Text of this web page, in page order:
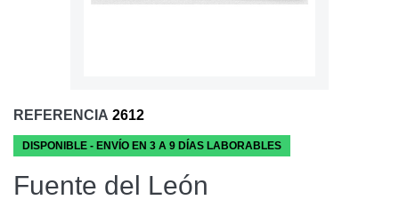
REFERENCIA 2612
DISPONIBLE - ENVÍO EN 3 A 9 DÍAS LABORABLES
Fuente del León